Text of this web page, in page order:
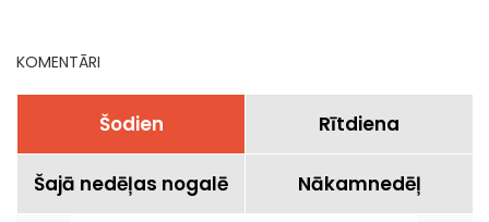
KOMENTĀRI
Šodien Rītdiena
Šajā nedēļas nogalē Nākamnedēļ